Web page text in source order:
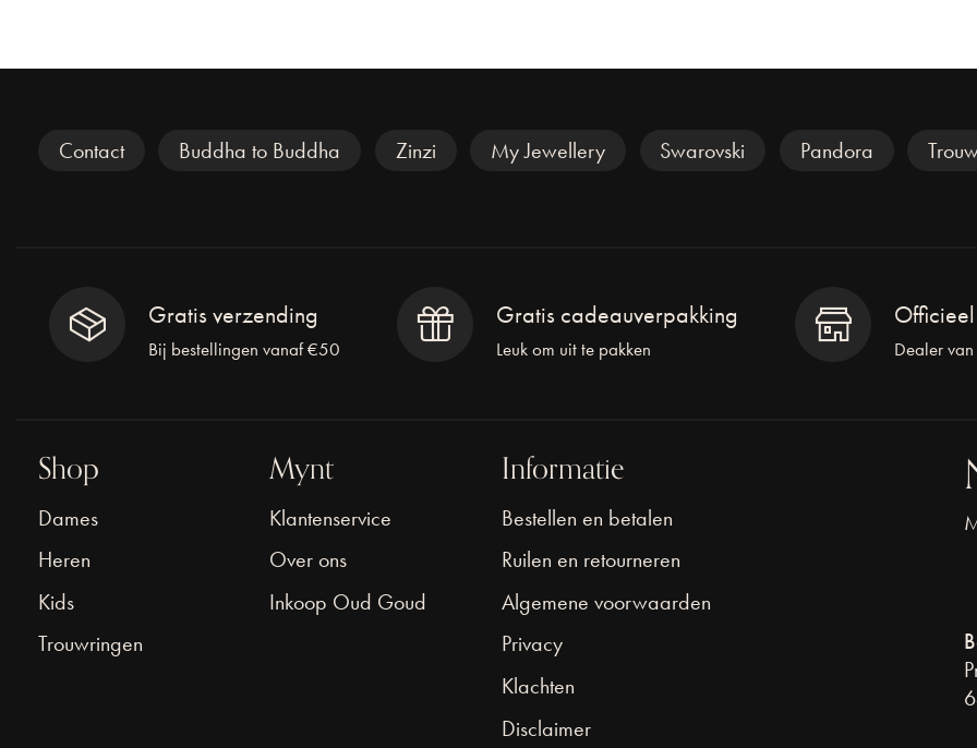
Veel gezocht
Contact Buddha to Buddha Zinzi My Jewellery Swarovski Pandora
Gratis verzending
Bij bestellingen vanaf €50
Gratis cadeauverpakking
Leuk om uit te pakken Dealer
Shop
Dames
Heren
Kids
Trouwringen
Mynt
Klantenservice
Over ons
Inkoop Oud Goud
Informatie
Bestellen en betalen
Ruilen en retourneren
Algemene voorwaarden
Privacy
Klachten
Disclaimer